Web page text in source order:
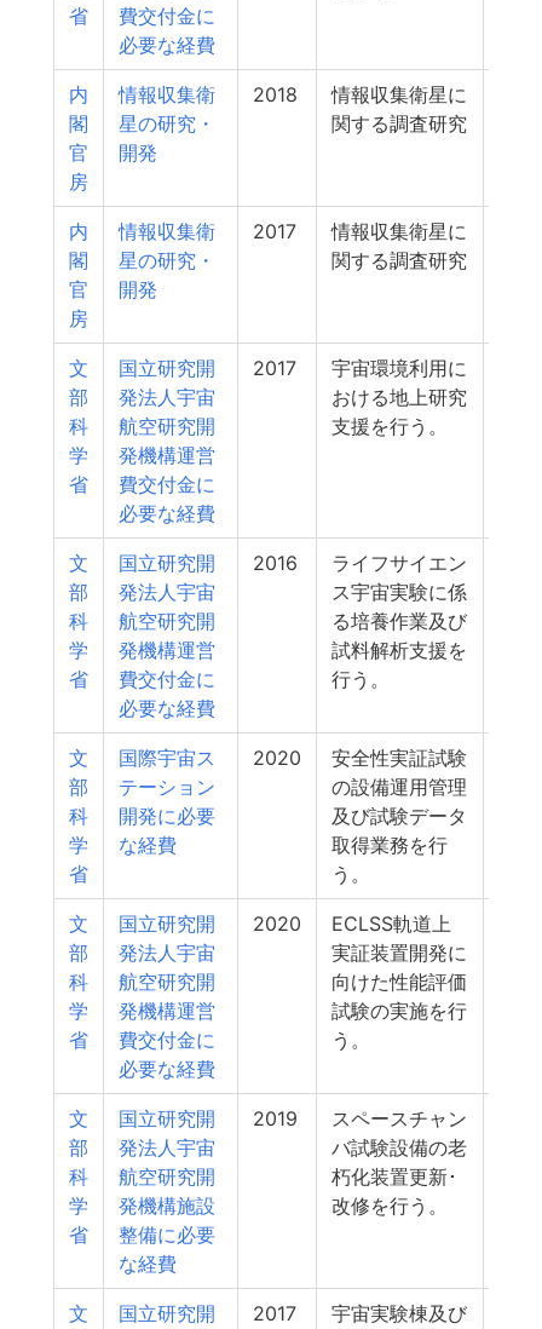
省
費交付金に
必要な経費
内
閣
官
房
情報収集衛
星の研究・
開発
2018
情報収集衛星に
関する調査研究
内
閣
官
房
情報収集衛
星の研究・
開発
2017
情報収集衛星に
関する調査研究
文
部
科
学
省
国立研究開
発法人宇宙
航空研究開
発機構運営
費交付金に
必要な経費
2017
宇宙環境利用に
おける地上研究
支援を行う。
文
部
科
学
省
国立研究開
発法人宇宙
航空研究開
発機構運営
費交付金に
必要な経費
2016
ライフサイエン
ス宇宙実験に係
る培養作業及び
試料解析支援を
行う。
文
部
科
学
省
国際宇宙ス
テーション
開発に必要
な経費
2020
安全性実証試験
の設備運用管理
及び試験データ
取得業務を行
う。
文
部
科
学
省
国立研究開
発法人宇宙
航空研究開
発機構運営
費交付金に
必要な経費
2020
ECLSS軌道上
実証装置開発に
向けた性能評価
試験の実施を行
う。
文
部
科
学
省
国立研究開
発法人宇宙
航空研究開
発機構施設
整備に必要
な経費
2019
スペースチャン
バ試験設備の老
朽化装置更新･
改修を行う。
文
国立研究開
2017
宇宙実験棟及び